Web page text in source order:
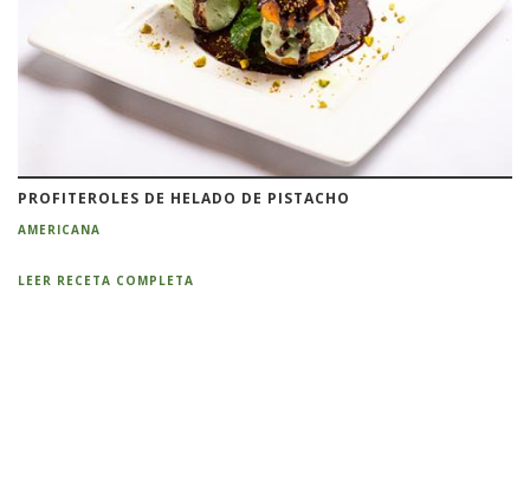
PROFITEROLES DE HELADO DE PISTACHO
AMERICANA
LEER RECETA COMPLETA